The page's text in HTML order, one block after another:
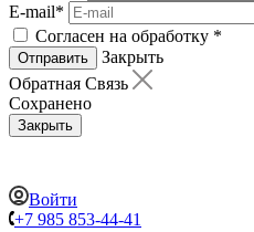
E-mail*
Согласен на обработку *
Отправить
Закрыть
Обратная Связь
Сохранено
Закрыть
Войти
+7 985 853-44-41